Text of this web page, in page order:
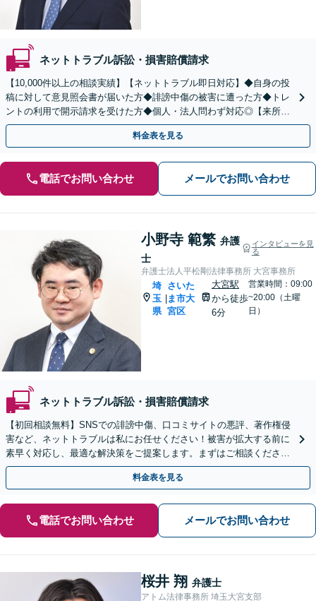
ネットトラブル訴訟・損害賠償請求
【10,000件以上の相談実績】【ネットトラブル即日対応】◆自身の投
稿に対して意見照会書が届いた方◆誹謗中傷の被害に遭った方◆トレ
ントの利用で開示請求を受けた方◆個人・法人問わず対応◎【来所不
要／LINE相談可】
料金表を見る
電話でお問い合わせ メールでお問い合わせ
小野寺 範繁 弁護
士
インタビューを見
る
弁護士法人平松剛法律事務所 大宮事務所
埼
玉
県
さいた
ま市大
宮区
大宮駅
から徒歩
6分
営業時間：09:00
~20:00（土曜
日）
ネットトラブル訴訟・損害賠償請求
【初回相談無料】SNSでの誹謗中傷、口コミサイトの悪評、著作権侵
害など、ネットトラブルは私にお任せください！被害が拡大する前に
素早く対応し、最適な解決策をご提案します。まずはご相談ください
【電話・WEB相談可】【夜間や休日相談可】
料金表を見る
電話でお問い合わせ メールでお問い合わせ
桜井 翔 弁護士
アトム法律事務所 埼玉大宮支部